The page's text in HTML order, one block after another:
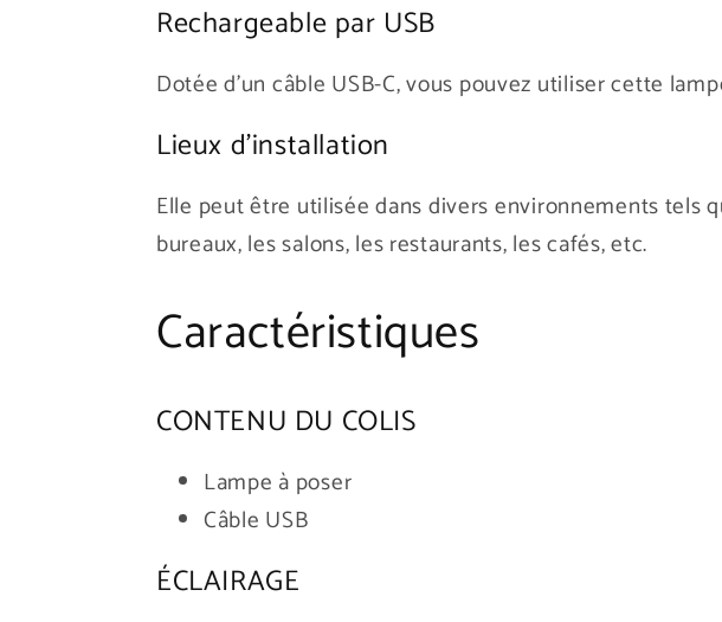
Rechargeable par USB
Dotée d’un câble USB-C, vous pouvez utiliser cette
Lieux d’installation
Elle peut être utilisée dans divers environnements tels
bureaux, les salons, les restaurants, les cafés, etc.
Caractéristiques
CONTENU DU COLIS
Lampe à poser
Câble USB
ÉCLAIRAGE